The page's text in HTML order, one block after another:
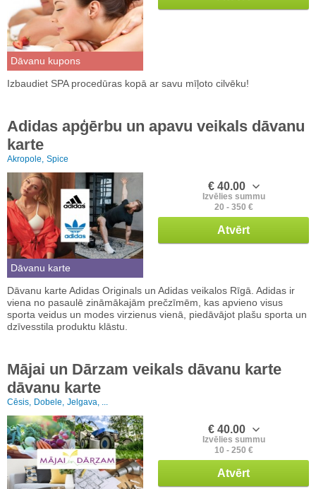
Dāvanu kupons
Izbaudiet SPA procedūras kopā ar savu mīļoto cilvēku!
Adidas apģērbu un apavu veikals dāvanu
karte
Akropole, Spice
Dāvanu karte
€ 40.00
Izvēlies summu
20 - 350 €
Atvērt
Dāvanu karte Adidas Originals un Adidas veikalos Rīgā. Adidas ir
viena no pasaulē zināmākajām prečzīmēm, kas apvieno visus
sporta veidus un modes virzienus vienā, piedāvājot plašu sporta un
dzīvesstila produktu klāstu.
Mājai un Dārzam veikals dāvanu karte
dāvanu karte
Cēsis, Dobele, Jelgava, ...
€ 40.00
Izvēlies summu
10 - 250 €
Atvērt